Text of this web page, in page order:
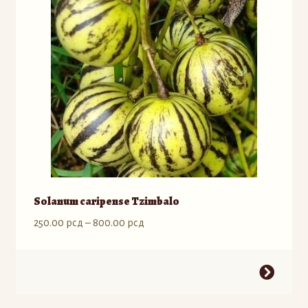
Solanum caripense Tzimbalo
250.00 рсд – 800.00 рсд